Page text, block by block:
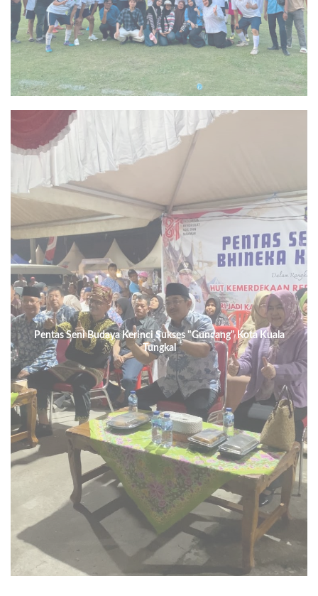
Pentas Seni Budaya Kerinci Sukses "Guncang" Kota Kuala
Tungkal